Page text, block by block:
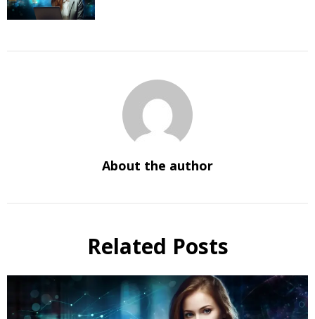
About the author
Related Posts